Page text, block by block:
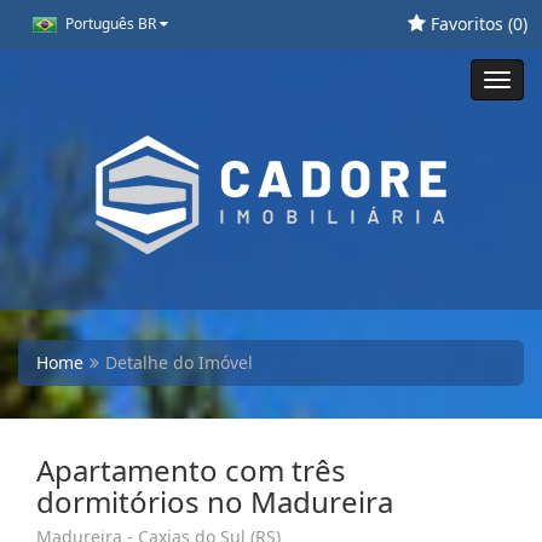
Português BR Favoritos (0)
Home Detalhe do Imóvel
Apartamento com três
dormitórios no Madureira
Madureira - Caxias do Sul (RS)